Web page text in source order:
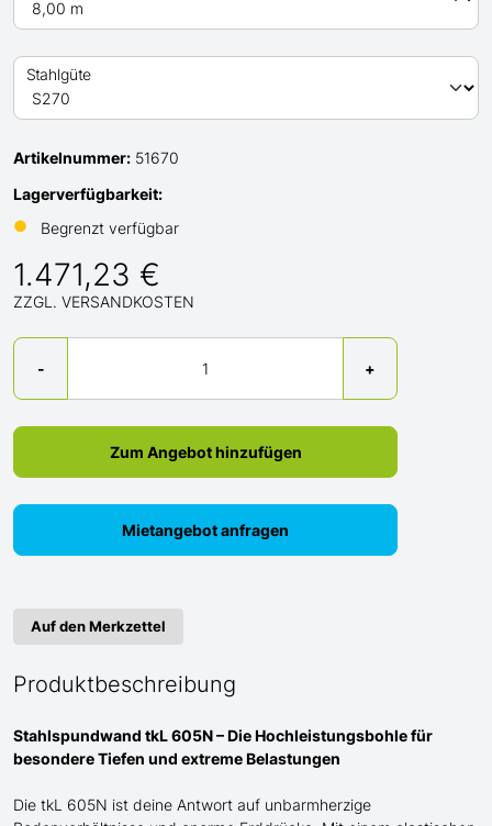
Stahlgüte
Artikelnummer: 51670
Lagerverfügbarkeit:
●
Begrenzt verfügbar
1.471,23 €
ZZGL. VERSANDKOSTEN
-
Menge
+
Zum Angebot hinzufügen
Mietangebot anfragen
Auf den Merkzettel
Produktbeschreibung
Stahlspundwand tkL 605N – Die Hochleistungsbohle für
besondereTiefen und extreme Belastungen
Die tkL 605N ist deine Antwort auf unbarmherzige